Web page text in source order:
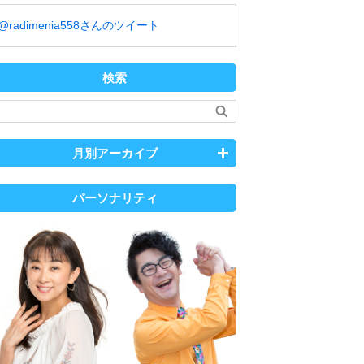
さんのツイート
検索
月別アーカイブ
パーソナリティ